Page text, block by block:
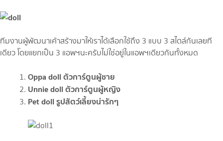
ทีมงานผู้พัฒนาเค้าสร้างมาให้เราได้เลือกใช้ถึง 3 แบบ 3 สไตล์กันเลยที
เดียว โดยแยกเป็น 3 แอพฯนะครับไม่ใช่อยู่ในแอพฯเดียวกันทั้งหมด
Oppa doll ตัวการ์ตูนผู้ชาย
Unnie doll ตัวการ์ตูนผู้หญิง
Pet doll รูปสัตว์เลี้ยงน่ารักๆ